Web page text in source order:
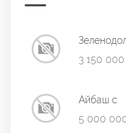
3 150 000
Айбаш с
5 000